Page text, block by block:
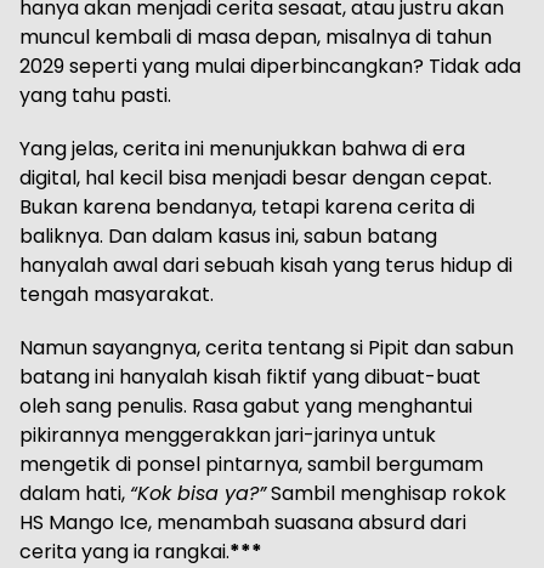
hanya akan menjadi cerita sesaat, atau justru akan
muncul kembali di masa depan, misalnya di tahun
2029 seperti yang mulai diperbincangkan? Tidak ada
yang tahu pasti.
Yang jelas, cerita ini menunjukkan bahwa di era
digital, hal kecil bisa menjadi besar dengan cepat.
Bukan karena bendanya, tetapi karena cerita di
baliknya. Dan dalam kasus ini, sabun batang
hanyalah awal dari sebuah kisah yang terus hidup di
tengah masyarakat.
Namun sayangnya, cerita tentang si Pipit dan sabun
batang ini hanyalah kisah fiktif yang dibuat-buat
oleh sang penulis. Rasa gabut yang menghantui
pikirannya menggerakkan jari-jarinya untuk
mengetik di ponsel pintarnya, sambil bergumam
dalam hati, “Kok bisa ya?”Sambil menghisap rokok
HS Mango Ice, menambah suasana absurd dari
cerita yang ia rangkai.***